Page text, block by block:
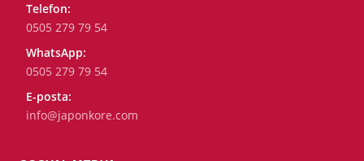
Telefon:
0505 279 79 54
WhatsApp:
0505 279 79 54
E-posta:
info@japonkore.com